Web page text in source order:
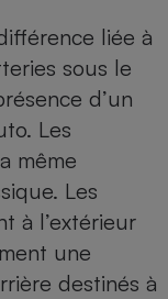
liée à
sous le
d’un
Les
même
Les
à l’extérieur
une
destinés à